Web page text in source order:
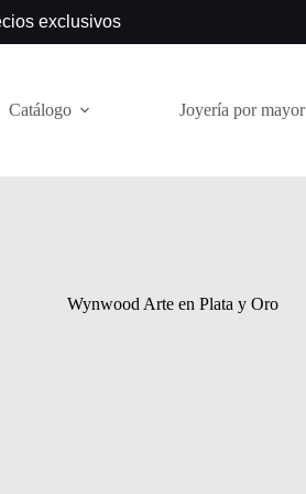
exclusivos
Catálogo Joyería por mayor
Wynwood Arte en Plata y Oro